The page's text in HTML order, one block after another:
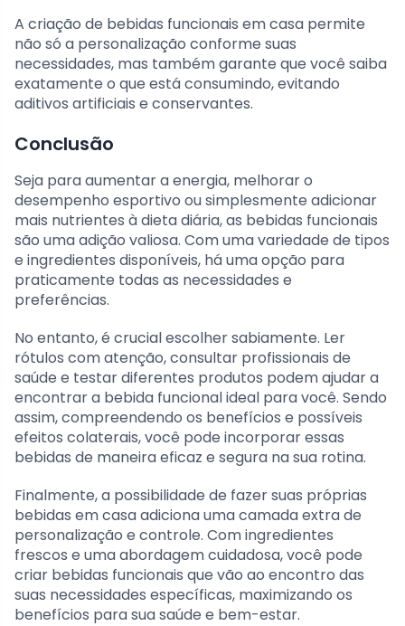
A criação de bebidas funcionais em casa permite
não só a personalização conforme suas
necessidades, mas também garante que você saiba
exatamente o que está consumindo, evitando
aditivos artificiais e conservantes.
Conclusão
Seja para aumentar a energia, melhorar o
desempenho esportivo ou simplesmente adicionar
mais nutrientes à dieta diária, as bebidas funcionais
são uma adição valiosa. Com uma variedade de tipos
e ingredientes disponíveis, há uma opção para
praticamente todas as necessidades e
preferências.
No entanto, é crucial escolher sabiamente. Ler
rótulos com atenção, consultar profissionais de
saúde e testar diferentes produtos podem ajudar a
encontrar a bebida funcional ideal para você. Sendo
assim, compreendendo os benefícios e possíveis
efeitos colaterais, você pode incorporar essas
bebidas de maneira eficaz e segura na sua rotina.
Finalmente, a possibilidade de fazer suas próprias
bebidas em casa adiciona uma camada extra de
personalização e controle. Com ingredientes
frescos e uma abordagem cuidadosa, você pode
criar bebidas funcionais que vão ao encontro das
suas necessidades específicas, maximizando os
benefícios para sua saúde e bem-estar.